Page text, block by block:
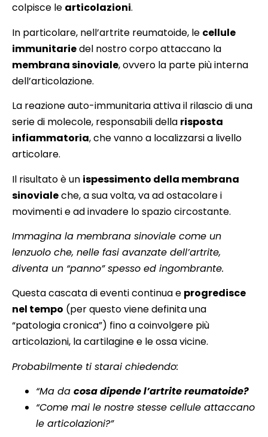
colpisce le articolazioni.
In particolare, nell’artrite reumatoide, le cellule
immunitariedel nostro corpo attaccano la
membrana sinoviale, ovvero la parte più interna
dell’articolazione.
La reazione auto-immunitaria attiva il rilascio di una
serie di molecole, responsabili della risposta
infiammatoria, che vanno a localizzarsi a livello
articolare.
Il risultato è un ispessimento della membrana
sinovialeche, a sua volta, va ad ostacolare i
movimenti e ad invadere lo spazio circostante.
Immagina la membrana sinoviale come un
lenzuolo che, nelle fasi avanzate dell’artrite,
diventa un “panno” spesso ed ingombrante.
Questa cascata di eventi continua e progredisce
nel tempo (per questo viene definita una
“patologia cronica”) fino a coinvolgere più
articolazioni, la cartilagine e le ossa vicine.
Probabilmente ti starai chiedendo:
“Ma da cosa dipende l’artrite reumatoide?
“Come mai le nostre stesse cellule attaccano
le articolazioni?”